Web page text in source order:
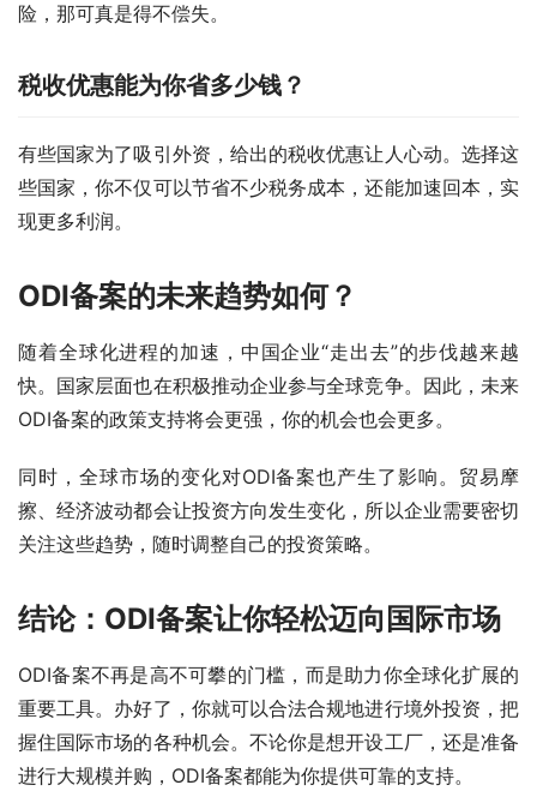
险，那可真是得不偿失。
税收优惠能为你省多少钱？
有些国家为了吸引外资，给出的税收优惠让人心动。选择这
些国家，你不仅可以节省不少税务成本，还能加速回本，实
现更多利润。
ODI备案的未来趋势如何？
随着全球化进程的加速，中国企业“走出去”的步伐越来越
快。国家层面也在积极推动企业参与全球竞争。因此，未来
ODI备案的政策支持将会更强，你的机会也会更多。
同时，全球市场的变化对ODI备案也产生了影响。贸易摩
擦、经济波动都会让投资方向发生变化，所以企业需要密切
关注这些趋势，随时调整自己的投资策略。
结论：ODI备案让你轻松迈向国际市场
ODI备案不再是高不可攀的门槛，而是助力你全球化扩展的
重要工具。办好了，你就可以合法合规地进行境外投资，把
握住国际市场的各种机会。不论你是想开设工厂，还是准备
进行大规模并购，ODI备案都能为你提供可靠的支持。